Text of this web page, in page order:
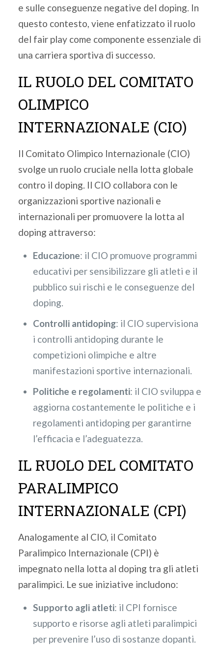
e sulle conseguenze negative del doping. In
questo contesto, viene enfatizzato il ruolo
del fair play come componente essenziale di
una carriera sportiva di successo.
IL RUOLO DEL COMITATO
OLIMPICO
INTERNAZIONALE (CIO)
Il Comitato Olimpico Internazionale (CIO)
svolge un ruolo cruciale nella lotta globale
contro il doping. Il CIO collabora con le
organizzazioni sportive nazionali e
internazionali per promuovere la lotta al
doping attraverso:
Educazione: il CIO promuove programmi
educativi per sensibilizzare gli atleti e il
pubblico sui rischi e le conseguenze del
doping.
Controlli antidoping: il CIO supervisiona
i controlli antidoping durante le
competizioni olimpiche e altre
manifestazioni sportive internazionali.
Politiche e regolamenti: il CIO sviluppa e
aggiorna costantemente le politiche e i
regolamenti antidoping per garantirne
l’efficacia e l’adeguatezza.
IL RUOLO DEL COMITATO
PARALIMPICO
INTERNAZIONALE (CPI)
Analogamente al CIO, il Comitato
Paralimpico Internazionale (CPI) è
impegnato nella lotta al doping tra gli atleti
paralimpici. Le sue iniziative includono:
Supporto agli atleti: il CPI fornisce
supporto e risorse agli atleti paralimpici
per prevenire l’uso di sostanze dopanti.